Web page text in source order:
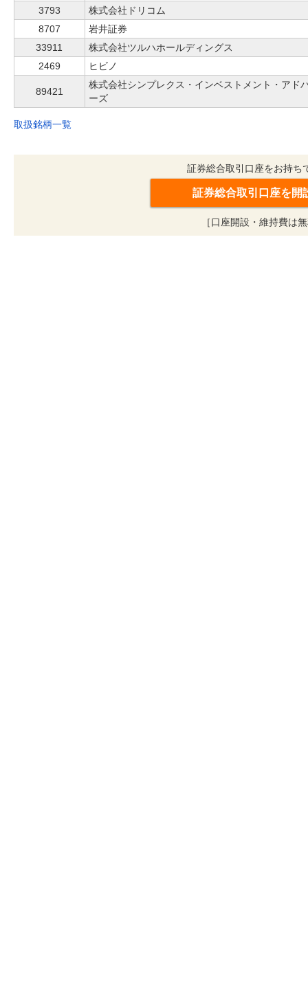
3793
株式会社ドリコム
8707
岩井証券
33911
株式会社ツルハホールディングス
2469
ヒビノ
89421
株式会社シンプレクス・インベストメント・アド
ーズ
取扱銘柄一覧
証券総合取引口座をお持ち
証券総合取引口座を開
［口座開設・維持費は